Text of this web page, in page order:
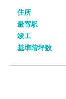
住所
最寄駅
竣工
基準階坪数